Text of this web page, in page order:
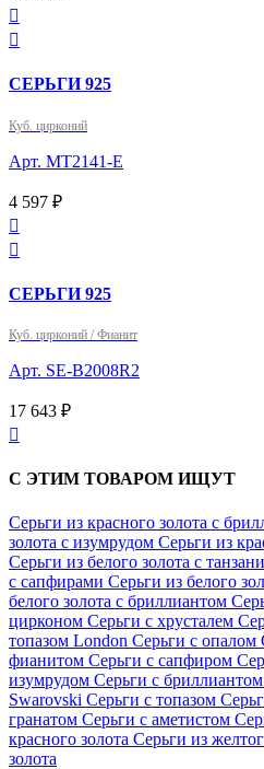


СЕРЬГИ 925
Куб. цирконий
Арт. MT2141-E
4 597 ₽


СЕРЬГИ 925
Куб. цирконий / Фианит
Арт. SE-B2008R2
17 643 ₽

С ЭТИМ ТОВАРОМ ИЩУТ
Серьги из красного золота с
золота с изумрудом Серьги из
Серьги из белого золота с
с сапфирами Серьги из белого
белого золота с бриллиантом
цирконом Серьги с хрусталем
топазом London Серьги с опалом
фианитом Серьги с сапфиром
изумрудом Серьги с бриллиантом
Swarovski Серьги с топазом
гранатом Серьги с аметистом
красного золота Серьги из
золота